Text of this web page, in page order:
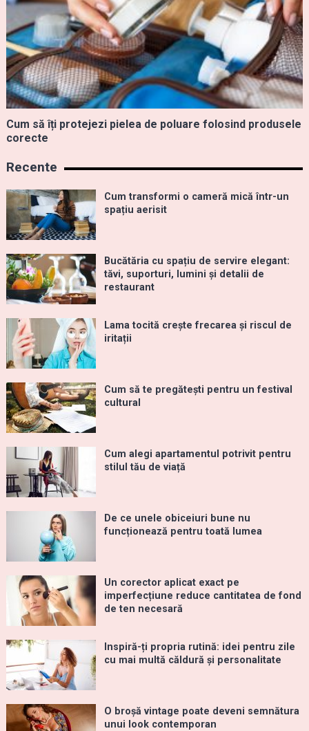
Cum să îți protejezi pielea de poluare folosind produsele
corecte
Recente
Cum transformi o cameră mică într-un
spațiu aerisit
Bucătăria cu spațiu de servire elegant:
tăvi, suporturi, lumini și detalii de
restaurant
Lama tocită crește frecarea și riscul de
iritații
Cum să te pregătești pentru un festival
cultural
Cum alegi apartamentul potrivit pentru
stilul tău de viață
De ce unele obiceiuri bune nu
funcționează pentru toată lumea
Un corector aplicat exact pe
imperfecțiune reduce cantitatea de fond
de ten necesară
Inspiră-ți propria rutină: idei pentru zile
cu mai multă căldură și personalitate
O broșă vintage poate deveni semnătura
unui look contemporan